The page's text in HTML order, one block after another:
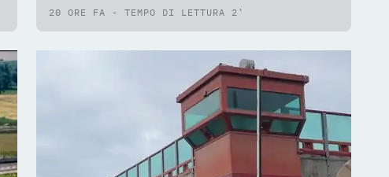
20 ORE FA - TEMPO DI LETTURA 2'